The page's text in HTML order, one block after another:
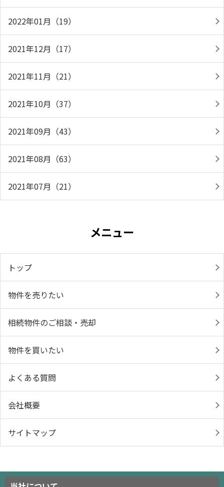
2022年01月（19）
2021年12月（17）
2021年11月（21）
2021年10月（37）
2021年09月（43）
2021年08月（63）
2021年07月（21）
メニュー
トップ
物件を売りたい
相続物件のご相談・売却
物件を買いたい
よくある質問
会社概要
サイトマップ